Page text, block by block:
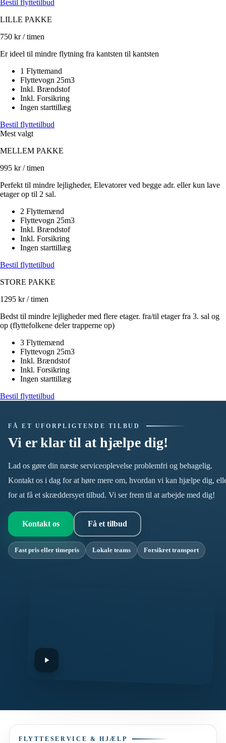
Bestil flyttetilbud
LILLE PAKKE
750 kr / timen
Er ideel til mindre flytning fra kantsten til kantsten
1 Flyttemand
Flyttevogn 25m3
Inkl. Brændstof
Inkl. Forsikring
Ingen starttillæg
Bestil flyttetilbud
Mest valgt
MELLEM PAKKE
995 kr / timen
Perfekt til mindre lejligheder, Elevatorer ved begge adr. eller kun lave
etager op til 2 sal.
2 Flyttemænd
Flyttevogn 25m3
Inkl. Brændstof
Inkl. Forsikring
Ingen starttillæg
Bestil flyttetilbud
STORE PAKKE
1295 kr / timen
Bedst til mindre lejligheder med flere etager. fra/til etager fra 3. sal og
op (flyttefolkene deler trapperne op)
3 Flyttemænd
Flyttevogn 25m3
Inkl. Brændstof
Inkl. Forsikring
Ingen starttillæg
Bestil flyttetilbud
FÅ ET UFORPLIGTENDE TILBUD
Vi er klar til at hjælpe dig!
Lad os gøre din næste serviceoplevelse problemfri og behagelig.
Kontakt os i dag for at høre mere om, hvordan vi kan hjælpe dig,
for at få et skræddersyet tilbud. Vi ser frem til at arbejde med dig!
Kontakt os Få et tilbud
Fast pris eller timepris Lokale teams Forsikret transport
FLYTTESERVICE & HJÆLP